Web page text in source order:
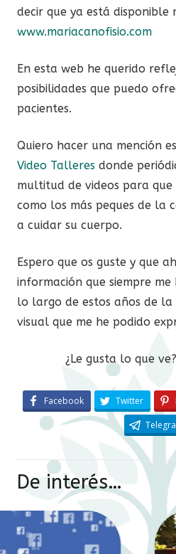
decir que ya está disponible
www.mariacanofisio.com
En esta web he querido
posibilidades que puedo
pacientes.
Quiero hacer una mención
Video Talleres donde
multitud de videos para
como los más peques de la
a cuidar su cuerpo.
Espero que os guste y que
información que siempre
lo largo de estos años de
visual que me he podido
¿Le gusta lo que ve?
Facebook Twitter
De interés…